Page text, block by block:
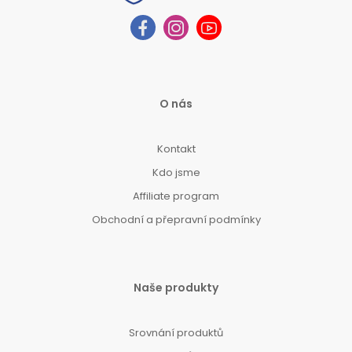
O nás
Kontakt
Kdo jsme
Affiliate program
Obchodní a přepravní podmínky
Naše produkty
Srovnání produktů